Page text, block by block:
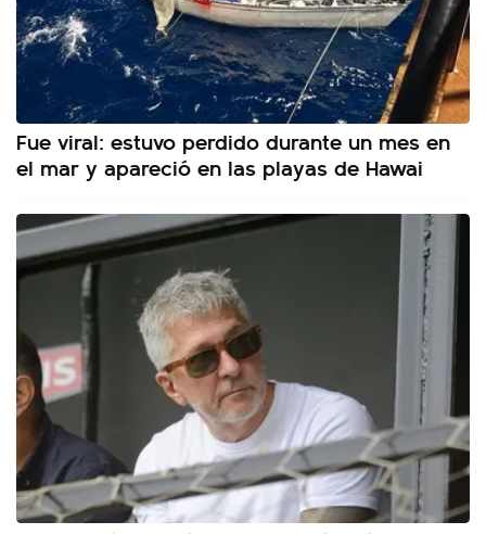
Fue viral: estuvo perdido durante un mes en
el mar y apareció en las playas de Hawai